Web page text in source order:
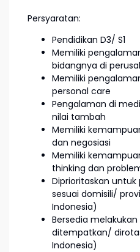
Persyaratan:
Pendidikan D3/ S1
Memiliki
bidangnya di
Memiliki
personal care
Pengalaman di
nilai tambah
Memiliki
dan negosiasi
Memiliki
thinking dan
Diprioritaskan
sesuai domisili/
Indonesia)
Bersedia
ditempatkan/
Indonesia)